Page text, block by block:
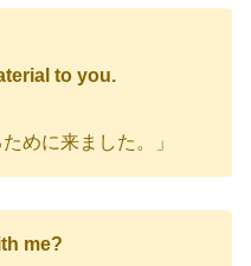
to you.
めに来ました。」
me?